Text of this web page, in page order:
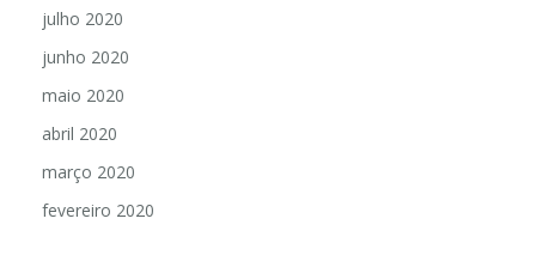
julho 2020
junho 2020
maio 2020
abril 2020
março 2020
fevereiro 2020